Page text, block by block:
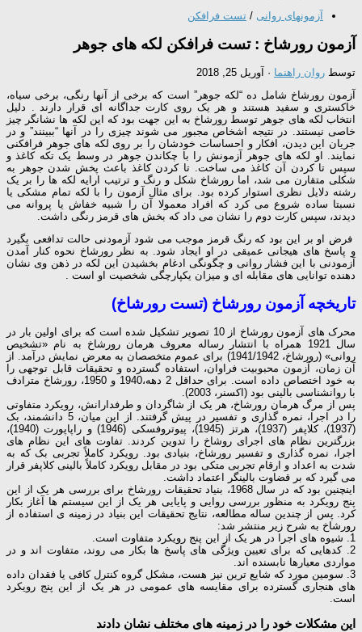
آزمونهای روانی / تست فرافکن
آزمون رورشاخ : تست فرافکن لکه های جوهر
توسط روان راهنما · آوریل 25, 2018
آزمون رورشاخ شامل ده “لکه جوهر” است که برخی از آنها رنگی، برخی سیاه،
خاکستری و سفید هستند و هر یک روی کارت جداگانه ای قرار دارند . دلیل
انتخاب لکه های جوهر توسط رورشاخ به این جهت بود که این لکه ها نشانگر چیز
خاصی نیستند. در نتیجه اشخاص مجبور می شوند چیزی را در آنها “ببینند” و در
جریان این دیدن، افکار و احساسات خودشان را بر روی لکه های جوهر فرافکنی
نمایند. او لکه های جوهر آزمونش را با چکاندن جوهر در وسط یک تکه کاغذ و
سپس تا کردن آن کاغذ می ساخت. تا کردن کاغذ باعث پخش شدن جوهر به
شکلی متقارن می شد، اما رورشاخ شکل و رنگ و ترتیب ارایه لکه ها را بر یک
رشته دلایل نظری استوار کرده بود. برای مثال آزمون را با لکه تمام مشکی یا
نسبتا ساده شروع می کرد که افراد معمولا آن را شبیه خفاش یا پروانه می
دیدند، سپس کارت دوم را نشان می داد که بخش های قرمز رنگی داشت.
فرض او بر این بود که رنگ قرمز موجب می شود آزمودنی حالت تدافعی بگیرد
و پاسخ های هیجانی عمیقی در او ایجاد شود. به نظر رورشاخ نحوه کنار آمدن
آزمودنی با این فشار روانی و چگونگی ادغام بخشیدن این لکه در ذهن وی نشان
دهنده توانایی های مقابله ای و میزان یکپارچگی شخصیت او است .
تاریخچه آزمون رورشاخ (تست رورشاخ)
محرک های آزمون رورشاخ از 10 تصویر تشکیل شده است که برای اولین بار در
سال 1921 همراه با انتشار رساله معروف هرمان رورشاخ به نام «تشخیص
روانی» (رورشاخ، 1941/1942) برای عموم متخصصان به معرض نمایش درآمد. از
آن زمان، آزمون محبوبیت فراوان، استفاده گسترده و تحقیقات قابل توجهی را
به خود اختصاص داده است. برای حداقل 2 دهه،1940 و 1950، رورشاخ مترادف
با روانشناسی بالینی بود (اکسنر، 2003).
پس از مرگ هرمان رورشاخ، هر یک از شاگردان و طرفدارانش، رویکرد متفاوتی
را در اجرا، نمره گذاری و تفسیر در پیش گرفتند. از این میان، 5 دانشمند، بک
(1937)، کلاپفر (1937)، هرتز (1945)، پیوتروفسکی (1946) و راپاپورت (1940)،
بزرگترین نظام های اجرای روشاخ را تدوین کردند. تفاوت های این نظام های
اجرا، نمره گذاری و تفسیر رورشاخ، بنیادی بود. رویکرد کاملاً تجربی بک که به
شدت به اعداد و ارقام تجربی متکی بود در مقابل رویکرد کاملاً بالینی کلاپفر قرار
می گیرد که بر قضاوت بالینگر اعتماد داشت.
اینچنین بود که در سال 1968، بنیاد تحقیقات رورشاخ برای بررسی هر یک از این
پنج رویکرد به منظور بررسی روایی و پایایی هر یک از این سیستم ها آغاز بکار
کرد. پس از چندین ساله مطالعه، نتایج تحقیقات این بنیاد در زمینه ی استفاده از
رورشاخ به شرح زیر منتشر شد:
1. شیوه های اجرا در هر یک از این پنج رویکرد متفاوت است.
2. کدهایی که برای تعیین ویژگی های پاسخ ها بکار می روند، متفاوت اند و در
مواردی معیارها نابسنده اند.
3. سومین مورد که شایع ترین نیز هست، مشکل گروه کنترل کافی یا فقدان داده
های هنجاری گسترده برای مقایسه های عمومی در هر یک از این پنج رویکرد
است.
این مشکلات خود را در زمینه های مختلف نشان دادند